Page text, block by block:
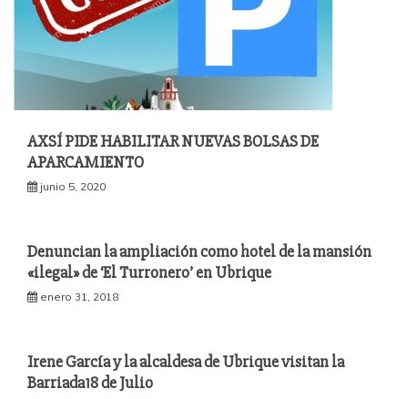
AXSÍ PIDE HABILITAR NUEVAS BOLSAS DE
APARCAMIENTO
junio 5, 2020
Denuncian la ampliación como hotel de la mansión
«ilegal» de ‘El Turronero’ en Ubrique
enero 31, 2018
Irene García y la alcaldesa de Ubrique visitan la
Barriada18 de Julio